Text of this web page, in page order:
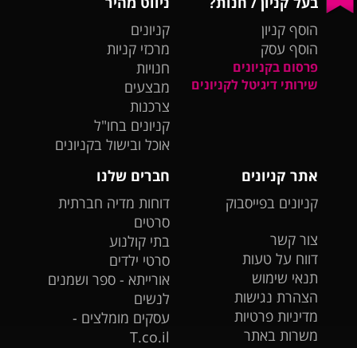
הוסף קניון
הוסף עסק
פרסום בקניונים
שירותי דיגיטל לקניונים
קניונים
מרכזי קניות
חנויות
מבצעים
צרכנות
קניונים בחו"ל
אוכל ובישול בקניונים
אתר קניונים
קניונים בפייסבוק
צור קשר
דווח על טעות
תנאי שימוש
הצהרת נגישות
מדיניות פרטיות
משרות באתר
חברים שלנו
דוחות מדיה חברתית
סרטים
בתי קולנוע
סרטי ילדים
אורייתא - ספר ושמנים
לנשים
עסקים מומלצים -
T.co.il